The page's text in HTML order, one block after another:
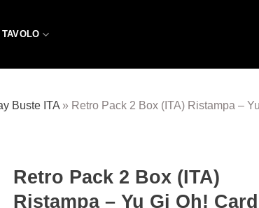
Buste ITA » Retro Pack 2 Box (ITA) Ristampa –
Retro Pack 2 Box (ITA)
Ristampa – Yu Gi Oh! Card